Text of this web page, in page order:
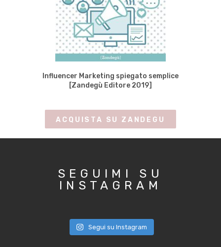
Influencer Marketing spiegato semplice
[Zandegù Editore 2019]
ACQUISTA SU ZANDEGU
SEGUIMI SU
INSTAGRAM
Segui su Instagram